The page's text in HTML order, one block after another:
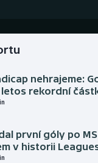
nehrajeme:
rekordní
první góly po
v historii